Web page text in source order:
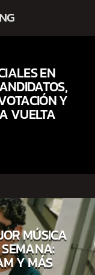
EN
Y
VUELTA
MÚSICA
Y MÁS